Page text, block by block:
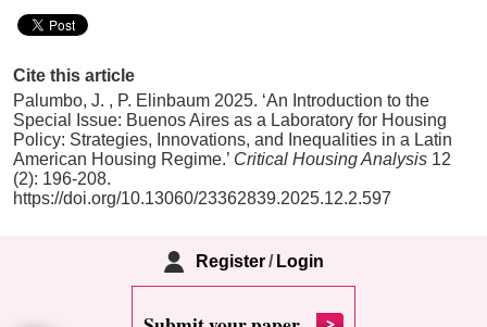
Cite this article
Palumbo, J. , P. Elinbaum 2025. ‘An Introduction to the
Special Issue: Buenos Aires as a Laboratory for Housing
Policy: Strategies, Innovations, and Inequalities in a Latin
American Housing Regime.’ Critical Housing Analysis 12
(2): 196-208.
https://doi.org/10.13060/23362839.2025.12.2.597
Register/ Login